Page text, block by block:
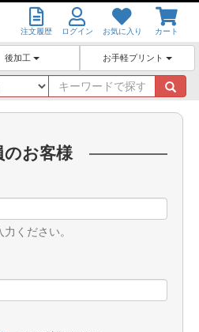
注文履歴 ログイン お気に入り カート
後加工 お手軽プリント
キ
ー
ワ
のお客様
ください。